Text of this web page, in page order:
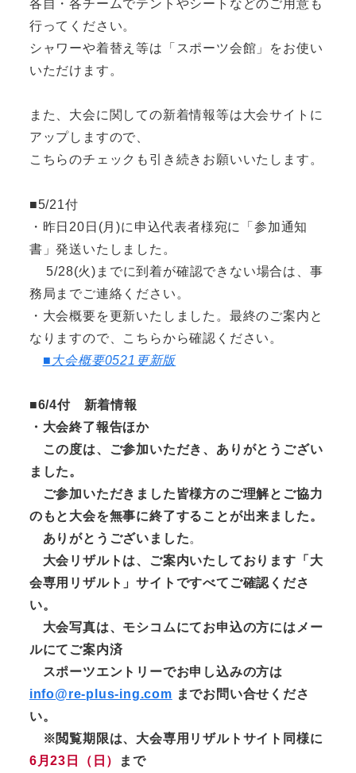
各自・各チームでテントやシートなどのご用意も
行ってください。
シャワーや着替え等は「スポーツ会館」をお使い
いただけます。
また、大会に関しての新着情報等は大会サイトに
アップしますので、
こちらのチェックも引き続きお願いいたします。
■5/21付
・昨日20日(月)に申込代表者様宛に「参加通知
書」発送いたしました。
5/28(火)までに到着が確認できない場合は、事
務局までご連絡ください。
・大会概要を更新いたしました。最終のご案内と
なりますので、こちらから確認ください。
■大会概要0521更新版
■6/4付 新着情報
・大会終了報告ほか
この度は、ご参加いただき、ありがとうござい
ました。
ご参加いただきました皆様方のご理解とご協力
のもと大会を無事に終了することが出来ました。
ありがとうございました。
大会リザルトは、ご案内いたしております「大
会専用リザルト」サイトですべてご確認くださ
い。
大会写真は、モシコムにてお申込の方にはメー
ルにてご案内済
スポーツエントリーでお申し込みの方は
info@re-plus-ing.com までお問い合せくださ
い。
※閲覧期限は、大会専用リザルトサイト同様に
6月23日（日）
まで